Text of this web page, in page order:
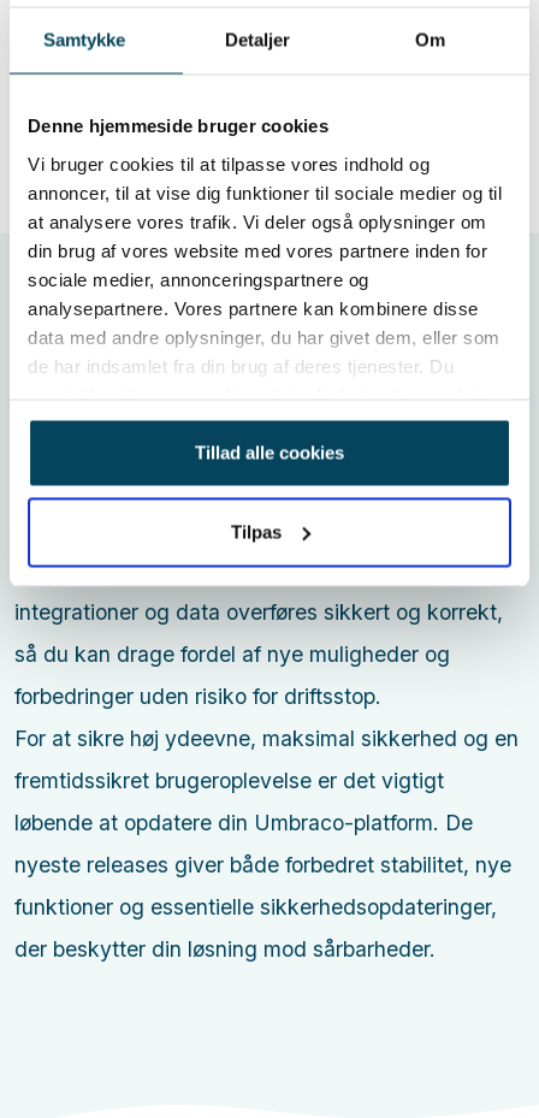
Samtykke Detaljer Om
Denne hjemmeside bruger cookies
Vi bruger cookies til at tilpasse vores indhold og
annoncer, til at vise dig funktioner til sociale medier og til
at analysere vores trafik. Vi deler også oplysninger om
din brug af vores website med vores partnere inden for
sociale medier, annonceringspartnere og
analysepartnere. Vores partnere kan kombinere disse
data med andre oplysninger, du har givet dem, eller som
de har indsamlet fra din brug af deres tjenester. Du
anvende vores hjemmeside.
Tillad alle cookies
Tilpas
Umbraco 17 upgrade
Få mest muligt ud af dit Umbraco-site ved at holde
Hvis din løsning kører på en ældre udgave af
Umbraco, kan vi hjælpe dig med at migrere den til
den seneste version. Vi sørger for, at funktioner,
integrationer og data overføres sikkert og korrekt,
så du kan drage fordel af nye muligheder og
forbedringer uden risiko for driftsstop.
For at sikre høj ydeevne, maksimal sikkerhed og en
fremtidssikret brugeroplevelse er det vigtigt
løbende at opdatere din Umbraco-platform. De
nyeste releases giver både forbedret stabilitet, nye
funktioner og essentielle sikkerhedsopdateringer,
der beskytter din løsning mod sårbarheder.